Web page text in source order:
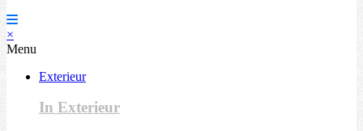
×
Menu
Exterieur
In Exterieur